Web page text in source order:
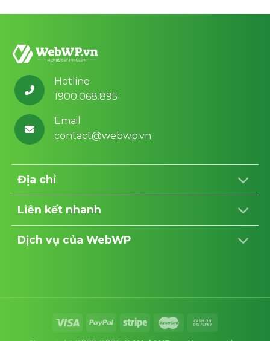
Hotline
1900.068.895
Email
contact@webwp.vn
Địa chỉ
Liên kết nhanh
Dịch vụ của WebWP